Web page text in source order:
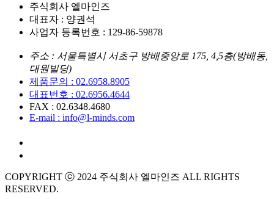
주식회사 엘마인즈
대표자 : 양권석
사업자 등록번호 : 129-86-59878
주소 : 서울특별시 서초구 방배중앙로 175, 4,5층(방배동,
대원빌딩)
제품문의 : 02.6958.8905
대표번호 : 02.6956.4644
FAX : 02.6348.4680
E-mail : info@l-minds.com
COPYRIGHT ⓒ 2024 주식회사 엘마인즈 ALL RIGHTS
RESERVED.